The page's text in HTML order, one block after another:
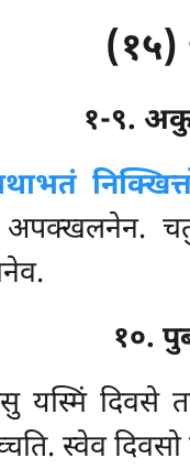
(१५)
१-९.
अपक्खलनेन.
१०.
यस्मिं दिवसे
स्वेव